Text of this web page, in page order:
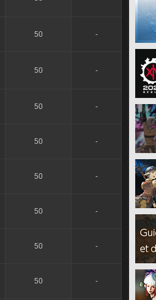
50 -
50 -
50 -
50 -
50 -
50 -
50 -
50 -